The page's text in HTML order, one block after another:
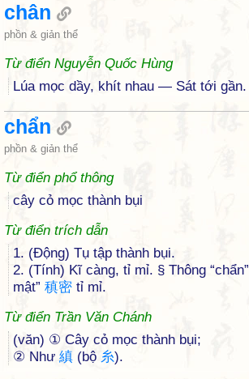
chân
phồn & giản thể
Từ điển Nguyễn Quốc Hùng
Lúa mọc dầy, khít nhau — Sát tới gần.
chẩn
phồn & giản thể
Từ điển phổ thông
cây cỏ mọc thành bụi
Từ điển trích dẫn
1. (Động) Tụ tập thành bụi.
2. (Tính) Kĩ càng, tỉ mỉ. § Thông “chẩn”
mật” 稹密 tỉ mỉ.
Từ điển Trần Văn Chánh
(văn) ① Cây cỏ mọc thành bụi;
② Như 縝 (bộ 糸).